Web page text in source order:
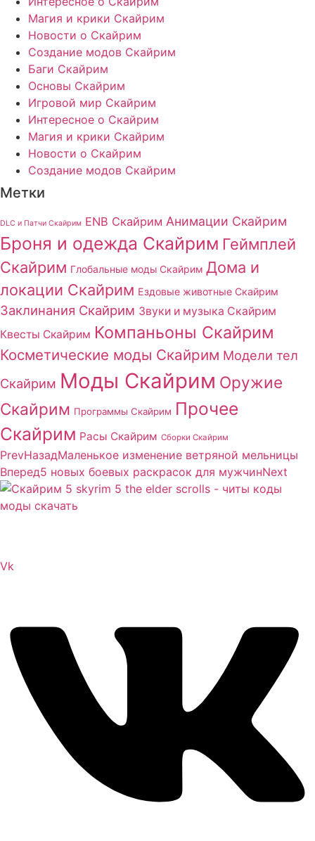
Магия и крики Скайрим
Новости о Скайрим
Создание модов Скайрим
Баги Скайрим
Основы Скайрим
Игровой мир Скайрим
Интересное о Скайрим
Магия и крики Скайрим
Новости о Скайрим
Создание модов Скайрим
Метки
DLC и Патчи Скайрим ENB Скайрим Анимации Скайрим
Броня и одежда Скайрим Геймплей
Скайрим Глобальные моды Скайрим Дома и
локации Скайрим Ездовые животные Скайрим
Заклинания Скайрим Звуки и музыка Скайрим
Квесты Скайрим Компаньоны Скайрим
Косметические моды Скайрим Модели тел
Скайрим Моды Скайрим Оружие
Скайрим Программы Скайрим Прочее
Скайрим Расы Скайрим Сборки Скайрим
PrevНазадМаленькое изменение ветряной мельницы
Вперед5 новых боевых раскрасок для мужчинNext
Vk